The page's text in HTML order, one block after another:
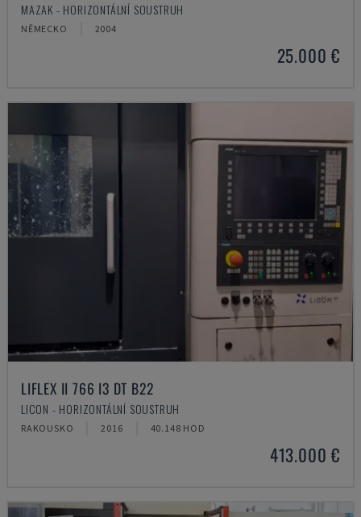
MAZAK - HORIZONTÁLNÍ SOUSTRUH
NĚMECKO 2004
25.000 €
LIFLEX II 766 I3 DT B22
LICON - HORIZONTÁLNÍ SOUSTRUH
RAKOUSKO 2016 40.148 HOD
413.000 €